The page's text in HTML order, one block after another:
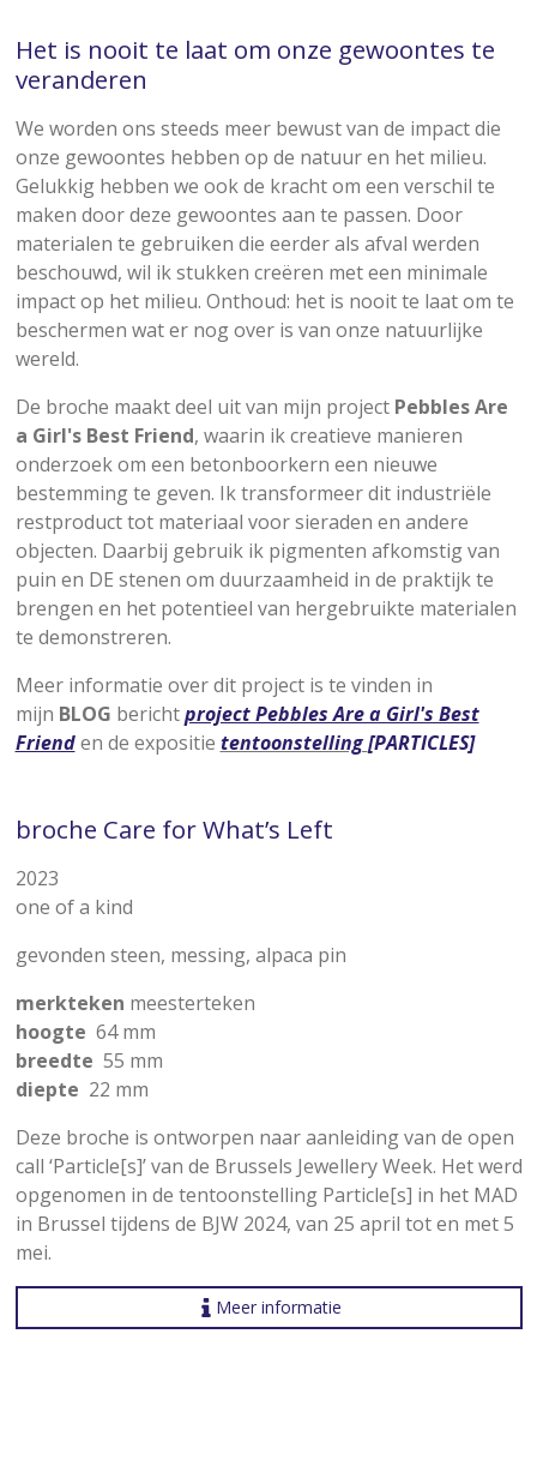
Het is nooit te laat om onze gewoontes te
veranderen
We worden ons steeds meer bewust van de impact die
onze gewoontes hebben op de natuur en het milieu.
Gelukkig hebben we ook de kracht om een verschil te
maken door deze gewoontes aan te passen. Door
materialen te gebruiken die eerder als afval werden
beschouwd, wil ik stukken creëren met een minimale
impact op het milieu. Onthoud: het is nooit te laat om te
beschermen wat er nog over is van onze natuurlijke
wereld.
De broche maakt deel uit van mijn project Pebbles Are
a Girl's Best Friend, waarin ik creatieve manieren
onderzoek om een betonboorkern een nieuwe
bestemming te geven. Ik transformeer dit industriële
restproduct tot materiaal voor sieraden en andere
objecten. Daarbij gebruik ik pigmenten afkomstig van
puin en DE stenen om duurzaamheid in de praktijk te
brengen en het potentieel van hergebruikte materialen
te demonstreren.
Meer informatie over dit project is te vinden in
mijn BLOG berichtproject Pebbles Are a Girl's Best
Friend en de expositie tentoonstelling[PARTICLES]
broche Care for What’s Left
2023
one of a kind
gevonden steen, messing, alpaca pin
merkteken meesterteken
hoogte 64 mm
breedte 55 mm
diepte 22 mm
Deze broche is ontworpen naar aanleiding van de open
call ‘Particle[s]’ van de Brussels Jewellery Week. Het werd
opgenomen in de tentoonstelling Particle[s] in het MAD
in Brussel tijdens de BJW 2024, van 25 april tot en met 5
mei.
Meer informatie